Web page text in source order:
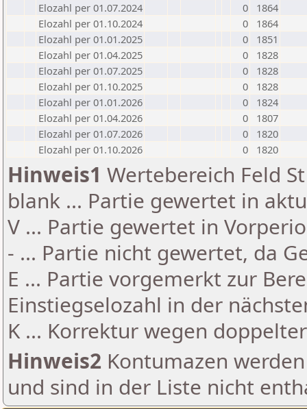
Elozahl per 01.07.2024
0
1864
Elozahl per 01.10.2024
0
1864
Elozahl per 01.01.2025
0
1851
Elozahl per 01.04.2025
0
1828
Elozahl per 01.07.2025
0
1828
Elozahl per 01.10.2025
0
1828
Elozahl per 01.01.2026
0
1824
Elozahl per 01.04.2026
0
1807
Elozahl per 01.07.2026
0
1820
Elozahl per 01.10.2026
0 1820
Hinweis1 Wertebereich Feld
blank ... Partie gewertet in
V ... Partie gewertet in
- ... Partie nicht gewertet, da
E ... Partie vorgemerkt zur
Einstiegselozahl in der
K ... Korrektur wegen
Hinweis2 Kontumazen
und sind in der Liste nicht